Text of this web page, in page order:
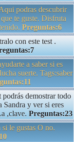
podras descubrir
te guste. Disfruta
Preguntas:6
con este test .
a saber si es
suerte. Tags:saber
podrás demostrar todo
Sandra y ver si eres
,clave. Preguntas:23
le gustas O no.